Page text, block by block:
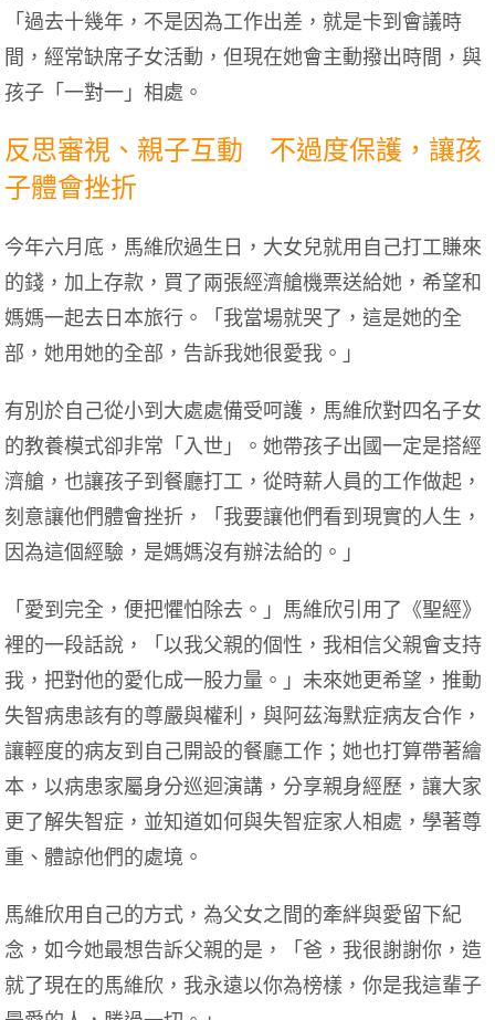
「過去十幾年，不是因為工作出差，就是卡到會議時
間，經常缺席子女活動，但現在她會主動撥出時間，與
孩子「一對一」相處。
反思審視、親子互動 不過度保護，讓孩
子體會挫折
今年六月底，馬維欣過生日，大女兒就用自己打工賺來
的錢，加上存款，買了兩張經濟艙機票送給她，希望和
媽媽一起去日本旅行。「我當場就哭了，這是她的全
部，她用她的全部，告訴我她很愛我。」
有別於自己從小到大處處備受呵護，馬維欣對四名子女
的教養模式卻非常「入世」。她帶孩子出國一定是搭經
濟艙，也讓孩子到餐廳打工，從時薪人員的工作做起，
刻意讓他們體會挫折，「我要讓他們看到現實的人生，
因為這個經驗，是媽媽沒有辦法給的。」
「愛到完全，便把懼怕除去。」馬維欣引用了《聖經》
裡的一段話說，「以我父親的個性，我相信父親會支持
我，把對他的愛化成一股力量。」未來她更希望，推動
失智病患該有的尊嚴與權利，與阿茲海默症病友合作，
讓輕度的病友到自己開設的餐廳工作；她也打算帶著繪
本，以病患家屬身分巡迴演講，分享親身經歷，讓大家
更了解失智症，並知道如何與失智症家人相處，學著尊
重、體諒他們的處境。
馬維欣用自己的方式，為父女之間的牽絆與愛留下紀
念，如今她最想告訴父親的是，「爸，我很謝謝你，造
就了現在的馬維欣，我永遠以你為榜樣，你是我這輩子